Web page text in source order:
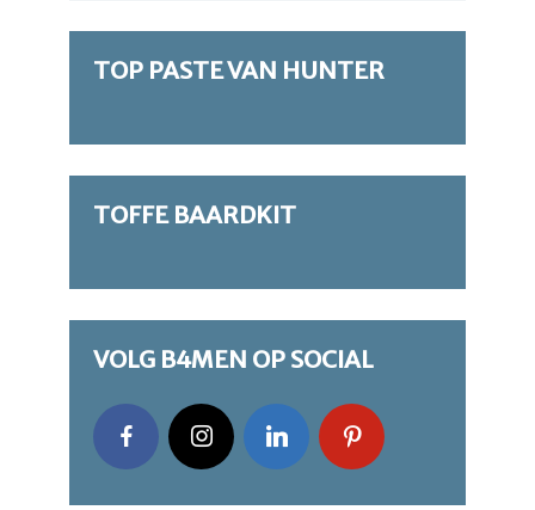
TOP PASTE VAN HUNTER
TOFFE BAARDKIT
VOLG B4MEN OP SOCIAL